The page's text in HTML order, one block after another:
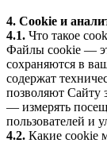
4. Cookie и
4.1. Что такое
Файлы cookie —
сохраняются в
содержат
позволяют Сайту
— измерять
пользователей и
4.2. Какие cookie